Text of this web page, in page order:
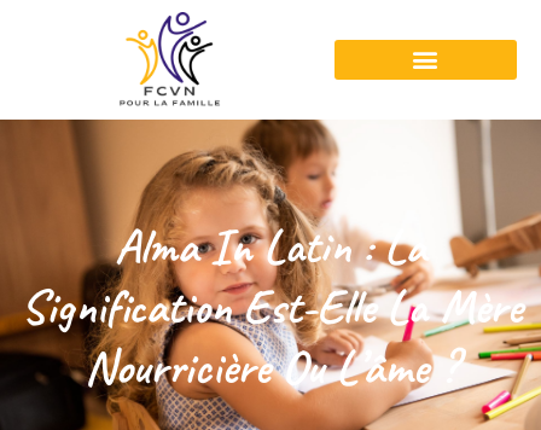
Alma In Latin : La
Signification Est-Elle La Mère
Nourricière Ou L’âme ?